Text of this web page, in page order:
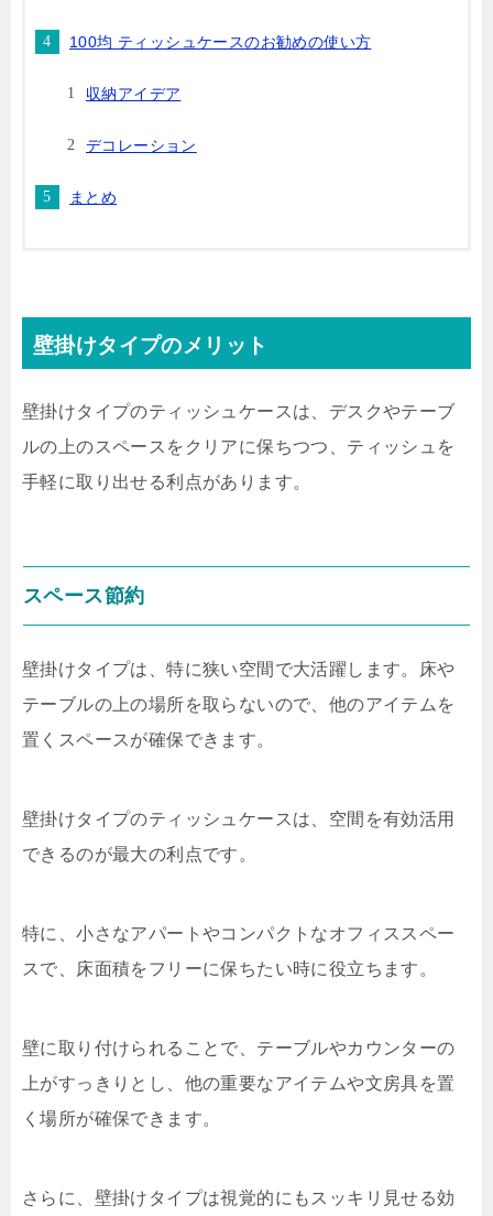
100均 ティッシュケースのお勧めの使い方
収納アイデア
デコレーション
まとめ
壁掛けタイプのメリット
壁掛けタイプのティッシュケースは、デスクやテーブ
ルの上のスペースをクリアに保ちつつ、ティッシュを
手軽に取り出せる利点があります。
スペース節約
壁掛けタイプは、特に狭い空間で大活躍します。床や
テーブルの上の場所を取らないので、他のアイテムを
置くスペースが確保できます。
壁掛けタイプのティッシュケースは、空間を有効活用
できるのが最大の利点です。
特に、小さなアパートやコンパクトなオフィススペー
スで、床面積をフリーに保ちたい時に役立ちます。
壁に取り付けられることで、テーブルやカウンターの
上がすっきりとし、他の重要なアイテムや文房具を置
く場所が確保できます。
さらに、壁掛けタイプは視覚的にもスッキリ見せる効